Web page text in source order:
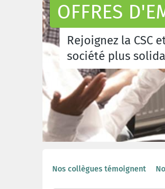
OFFRES
Rejoignez la CSC
société plus
Nos collègues témoignent